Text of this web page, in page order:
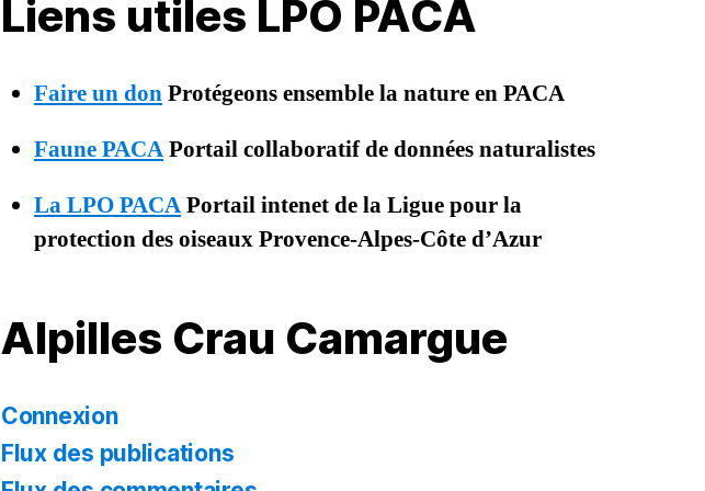
Liens utiles LPO PACA
Faire un donProtégeons ensemble la nature en PACA
Faune PACAPortail collaboratif de données naturalistes
La LPO PACAPortail intenet de la Ligue pour la
protection des oiseaux Provence-Alpes-Côte d’Azur
Alpilles Crau Camargue
Connexion
Flux des publications